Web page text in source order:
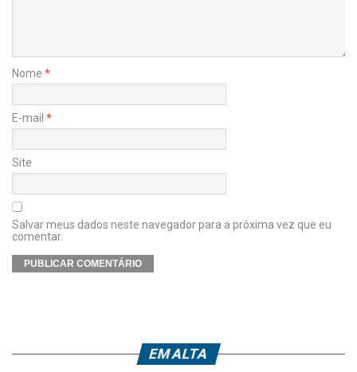
Nome *
E-mail *
Site
Salvar meus dados neste navegador para a próxima vez que eu
comentar.
EM ALTA